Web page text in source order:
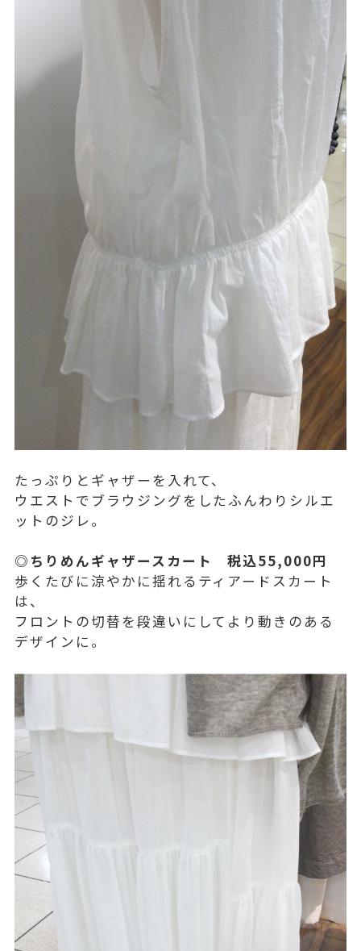
たっぷりとギャザーを入れて、
ウエストでブラウジングをしたふんわりシルエ
ットのジレ。
◎ちりめんギャザースカート 税込55,000円
歩くたびに涼やかに揺れるティアードスカート
は、
フロントの切替を段違いにしてより動きのある
デザインに。